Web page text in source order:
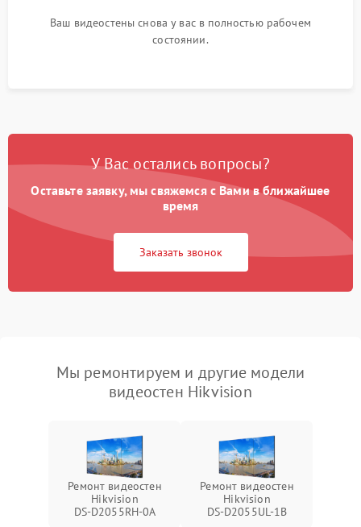
Ваш видеостены снова у вас в полностью рабочем
состоянии.
У Вас остались вопросы?
Оставьте заявку, мы свяжемся с Вами в ближайшее
время
Заказать звонок
Мы ремонтируем и другие модели
видеостен Hikvision
Ремонт видеостен
Hikvision
DS‑D2055RH‑0A
Ремонт видеостен
Hikvision
DS‑D2055UL‑1B